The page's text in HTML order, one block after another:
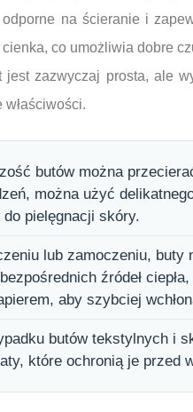
odporne na ścieranie i
co umożliwia dobre
zazwyczaj prosta, ale
właściwości.
butów można
można użyć
pielęgnacji skóry.
lub zamoczeniu, buty
źródeł
aby szybciej
butów tekstylnych i
które ochronią je przed